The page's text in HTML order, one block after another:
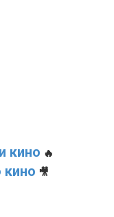
кино 🔥
кино 🎥